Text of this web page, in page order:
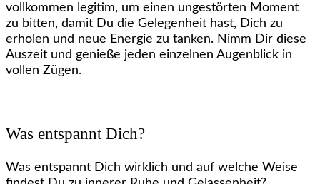
vollkommen legitim, um einen ungestörten Moment
zu bitten, damit Du die Gelegenheit hast, Dich zu
erholen und neue Energie zu tanken. Nimm Dir diese
Auszeit und genieße jeden einzelnen Augenblick in
vollen Zügen.
Was entspannt Dich?
Was entspannt Dich wirklich und auf welche Weise